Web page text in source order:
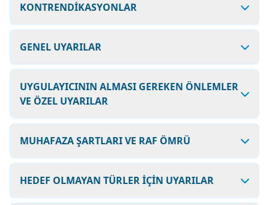
KONTRENDİKASYONLAR
GENEL UYARILAR
UYGULAYICININ ALMASI GEREKEN ÖNLEMLER
VE ÖZEL UYARILAR
MUHAFAZA ŞARTLARI VE RAF ÖMRÜ
HEDEF OLMAYAN TÜRLER İÇİN UYARILAR